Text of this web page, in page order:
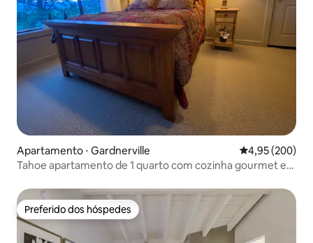
Apartamento ⋅ Gardnerville 4,95 de uma
4,95 (200)
Tahoe apartamento de 1 quarto com cozinha gourmet e
Preferido dos hóspedes
Preferido dos hóspedes